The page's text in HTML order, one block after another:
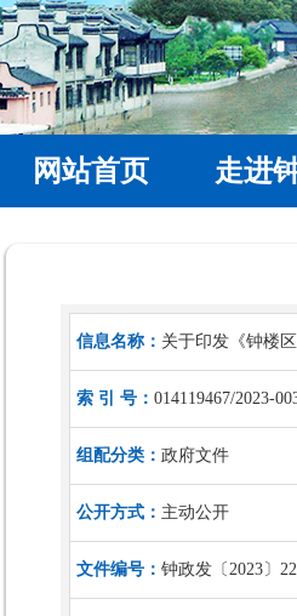
网站首页 走进
信息名称： 关于印发《钟楼
索 引 号： 014119467/2023-
组配分类： 政府文件
公开方式： 主动公开
文件编号： 钟政发〔2023〕